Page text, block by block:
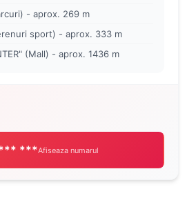
- aprox. 269 m
sport) - aprox. 333 m
(Mall) - aprox. 1436 m
***Afiseaza numarul